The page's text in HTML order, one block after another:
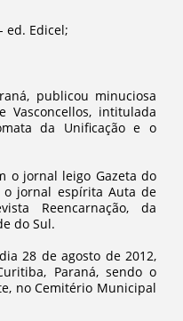
ed. Edicel;
publicou minuciosa
Vasconcellos, intitulada
da Unificação e o
o jornal leigo Gazeta do
o jornal espírita Auta de
Reencarnação, da
do Sul.
28 de agosto de 2012,
Paraná, sendo o
no Cemitério Municipal